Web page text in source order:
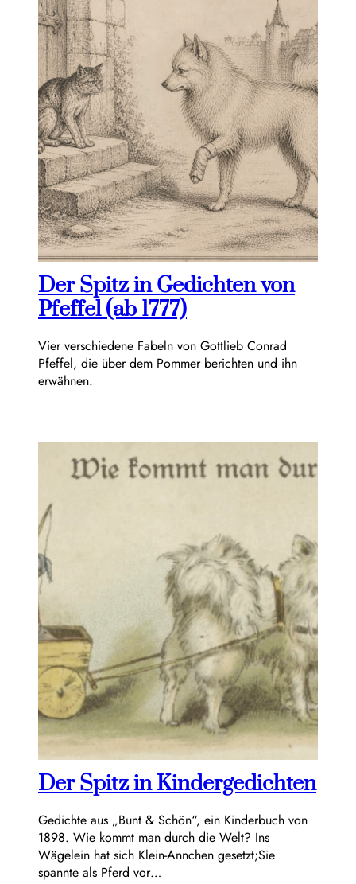
Der Spitz in Gedichten von
Pfeffel (ab 1777)
Vier verschiedene Fabeln von Gottlieb Conrad
Pfeffel, die über dem Pommer berichten und ihn
erwähnen.
Der Spitz in Kindergedichten
Gedichte aus „Bunt & Schön“, ein Kinderbuch von
1898. Wie kommt man durch die Welt? Ins
Wägelein hat sich Klein-Annchen gesetzt;Sie
spannte als Pferd vor…